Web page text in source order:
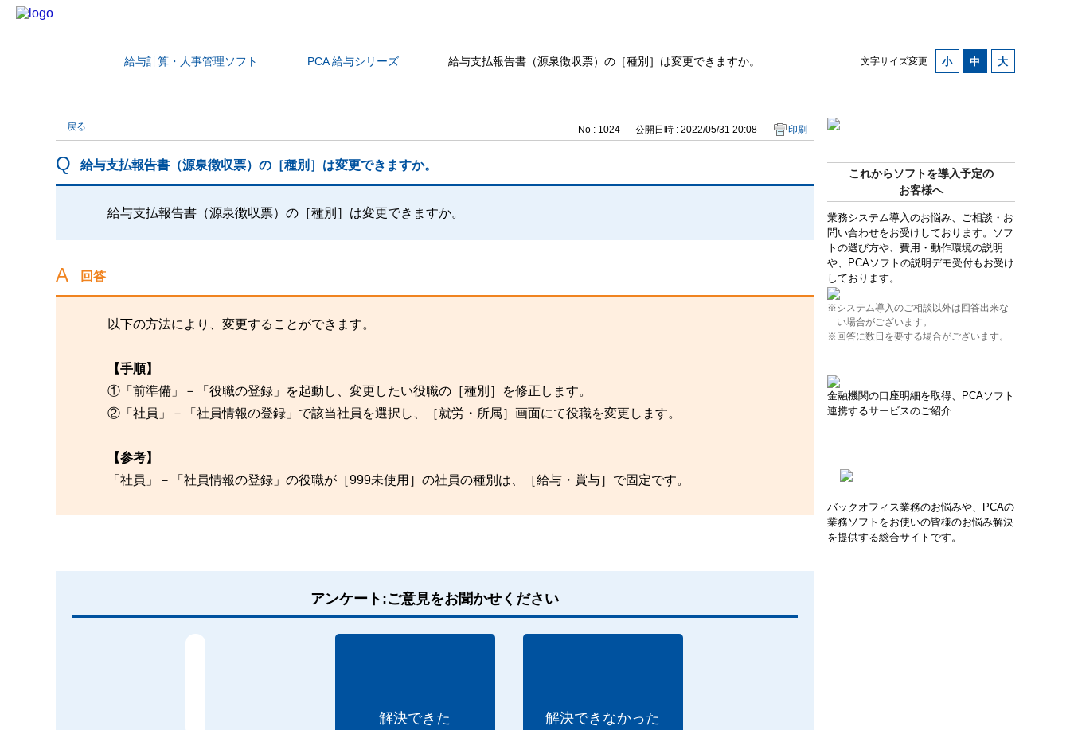
文字サイズ変更
カテゴリから探す給与計算・人事管理ソフト PCA 給与シリーズ 給与支払報告書（源泉徴収票）の［種別］は変更できますか。
これからソフトを導入予定の
お客様へ
業務システム導入のお悩み、ご相談・お
問い合わせをお受けしております。ソフ
トの選び方や、費用・動作環境の説明
や、PCAソフトの説明デモ受付もお受け
しております。
※システム導入のご相談以外は回答出来な
い場合がございます。
※回答に数日を要する場合がございます。
金融機関の口座明細を取得、PCAソフト
連携するサービスのご紹介
バックオフィス業務のお悩みや、PCAの
業務ソフトをお使いの皆様のお悩み解決
を提供する総合サイトです。
戻る No : 1024 公開日時 : 2022/05/31 20:08 印刷
給与支払報告書（源泉徴収票）の［種別］は変更できますか。
給与支払報告書（源泉徴収票）の［種別］は変更できますか。
回答
以下の方法により、変更することができます。
【手順】
①「前準備」－「役職の登録」を起動し、変更したい役職の［種別］を修正します。
②「社員」－「社員情報の登録」で該当社員を選択し、［就労・所属］画面にて役職を変更します。
【参考】
「社員」－「社員情報の登録」の役職が［999未使用］の社員の種別は、［給与・賞与］で固定です。
アンケート:ご意見をお聞かせください
解決できた 解決できなかった